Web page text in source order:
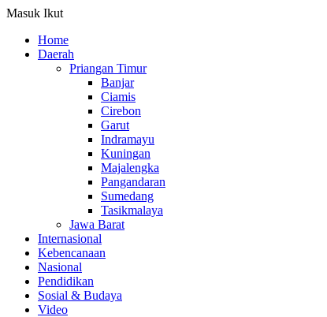
Masuk Ikut
Home
Daerah
Priangan Timur
Banjar
Ciamis
Cirebon
Garut
Indramayu
Kuningan
Majalengka
Pangandaran
Sumedang
Tasikmalaya
Jawa Barat
Internasional
Kebencanaan
Nasional
Pendidikan
Sosial & Budaya
Video